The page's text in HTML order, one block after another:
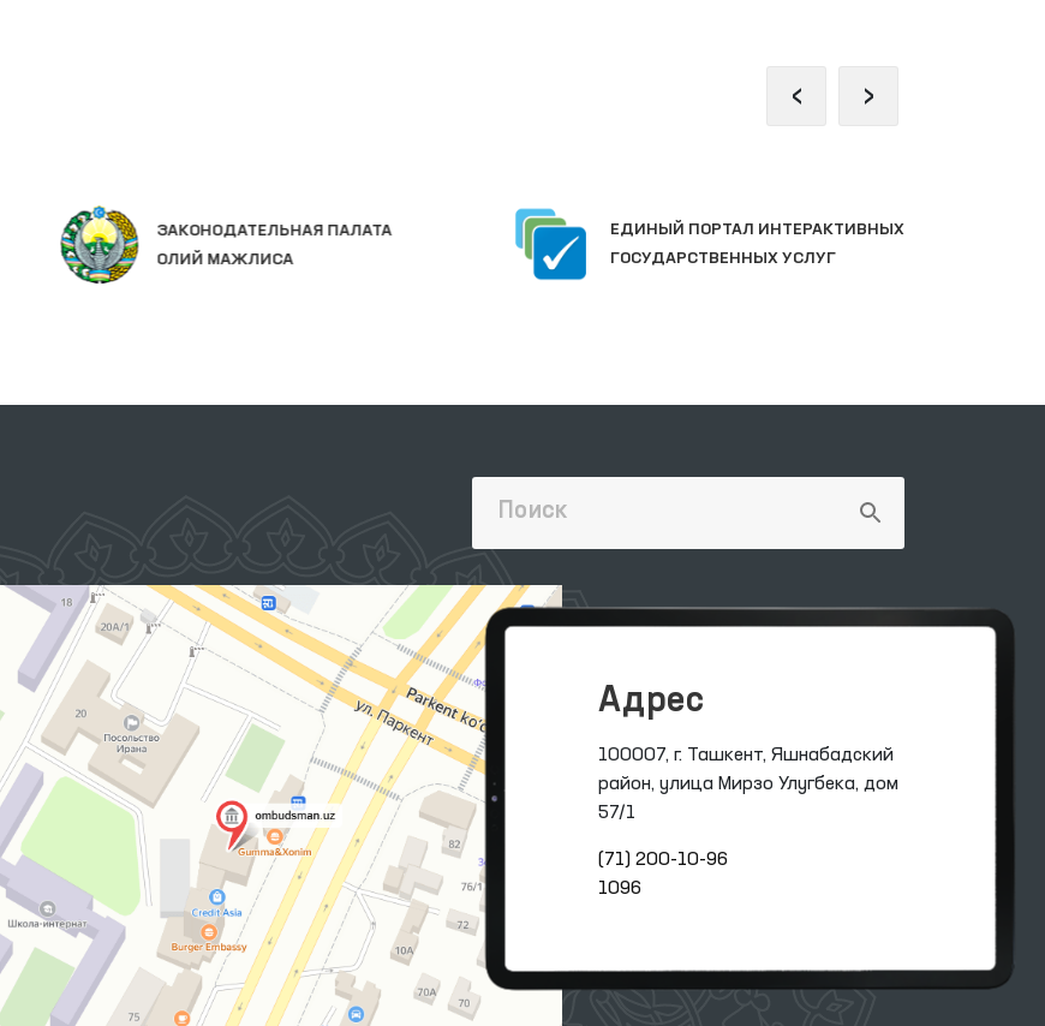
ЗАКОНОДАТЕЛЬНАЯ ПАЛАТА
ОЛИЙ МАЖЛИСА
ЕДИНЫЙ ПОРТАЛ ИНТЕРАКТИВНЫХ
ГОСУДАРСТВЕННЫХ УСЛУГ
‹ ›
Адрес
100007, г. Ташкент, Яшнабадский
район, улица Мирзо Улугбека, дом
57/1
(71) 200-10-96
1096